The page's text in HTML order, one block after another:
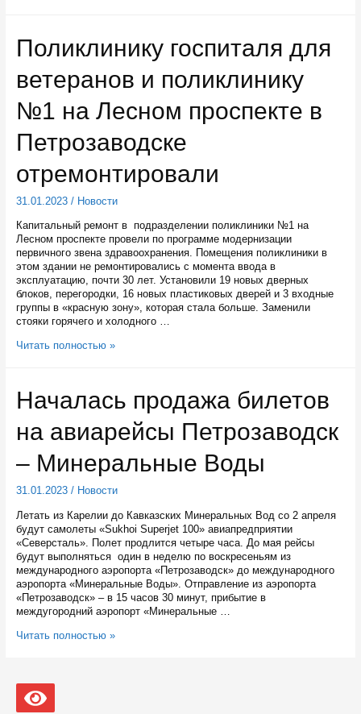
парк
за
4,5
миллиарда
рублей
Поликлинику госпиталя для
ветеранов и поликлинику
№1 на Лесном проспекте в
Петрозаводске
отремонтировали
31.01.2023/ Новости
Капитальный ремонт в подразделении поликлиники №1 на
Лесном проспекте провели по программе модернизации
первичного звена здравоохранения. Помещения поликлиники в
этом здании не ремонтировались с момента ввода в
эксплуатацию, почти 30 лет. Установили 19 новых дверных
блоков, перегородки, 16 новых пластиковых дверей и 3 входные
группы в «красную зону», которая стала больше. Заменили
стояки горячего и холодного …
Поликлинику
и
№1
на
Лесном
проспекте
Петрозаводске
отремонтировали
Читать полностью »
Началась продажа билетов
на авиарейсы Петрозаводск
– Минеральные Воды
31.01.2023/ Новости
Летать из Карелии до Кавказских Минеральных Вод со 2 апреля
будут самолеты «Sukhoi Superjet 100» авиапредприятии
«Северсталь». Полет продлится четыре часа. До мая рейсы
будут выполняться один в неделю по воскресеньям из
международного аэропорта «Петрозаводск» до международного
аэропорта «Минеральные Воды». Отправление из аэропорта
«Петрозаводск» – в 15 часов 30 минут, прибытие в
междугородний аэропорт «Минеральные …
Началась
авиарейсы
Петрозаводск
Читать полностью »